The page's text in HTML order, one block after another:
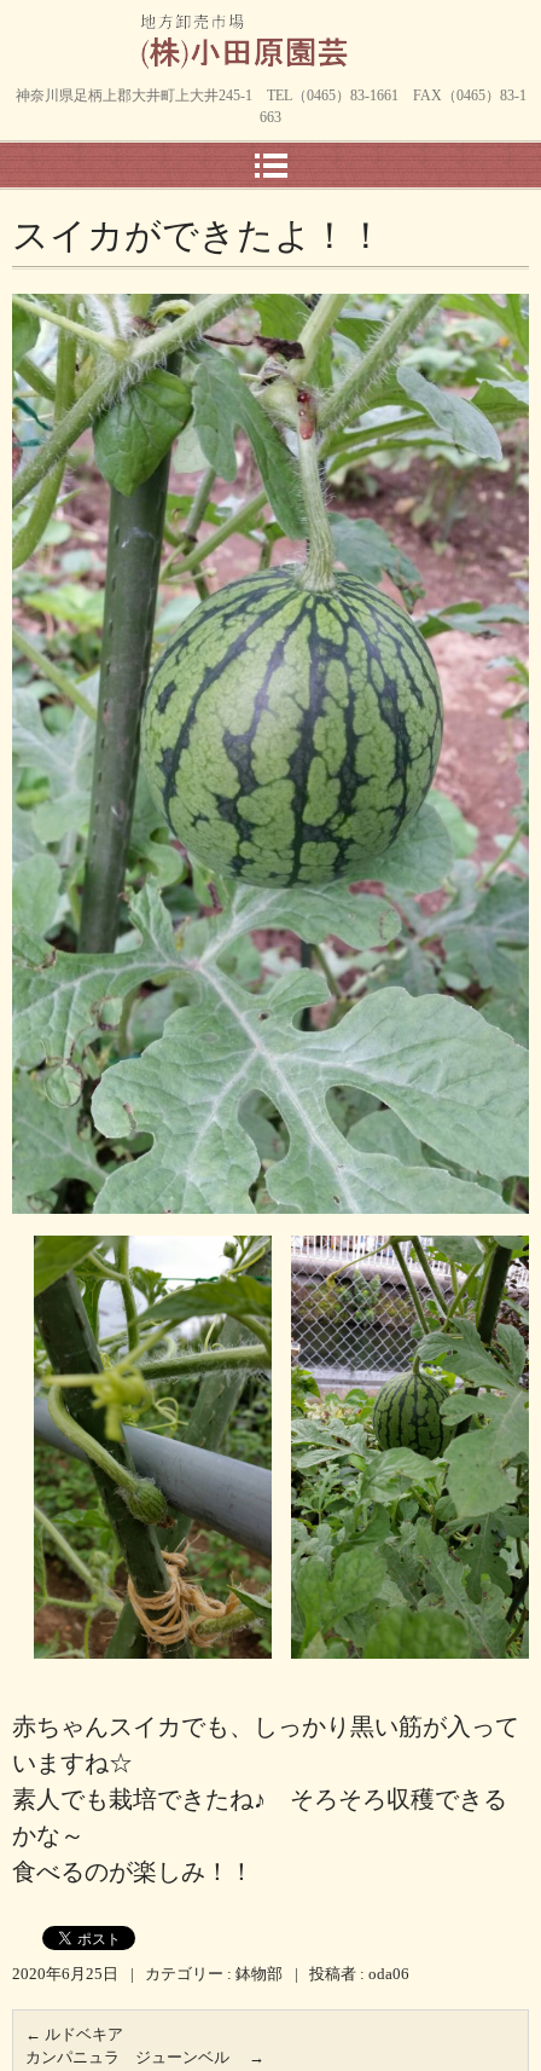
神奈川県足柄上郡大井町上大井245-1 TEL（0465）83-1661 FAX（0465）83-1
663
スイカができたよ！！
赤ちゃんスイカでも、しっかり黒い筋が入って
いますね☆
素人でも栽培できたね♪ そろそろ収穫できる
かな～
食べるのが楽しみ！！
2020年6月25日 | カテゴリー : 鉢物部 | 投稿者 : oda06
← ルドベキア
カンパニュラ ジューンベル
→